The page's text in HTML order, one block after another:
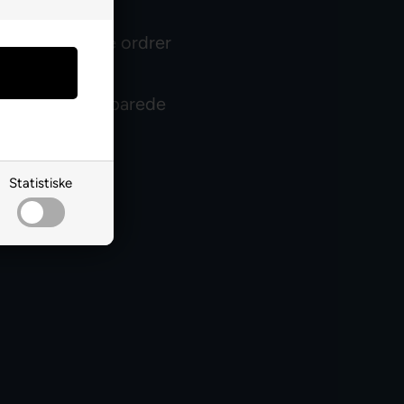
Statistiske
på fremtidige ordrer
den opsparede